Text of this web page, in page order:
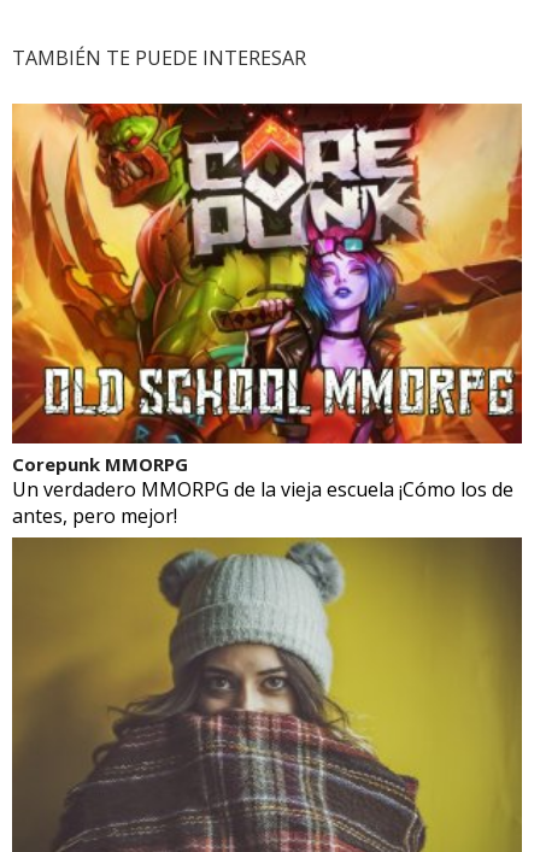
TAMBIÉN TE PUEDE INTERESAR
Corepunk MMORPG
Un verdadero MMORPG de la vieja escuela ¡Cómo los de
antes, pero mejor!